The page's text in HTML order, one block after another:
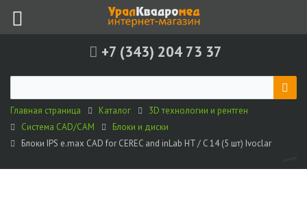
+7 (343) 204 73 37
Главная страница Каталог
3D технологии и рентген
Система CAD/CAM
Блоки и диски
Блоки IPS e.max CAD for CEREC and inLab HT / C 14 (5 шт) Ivoclar